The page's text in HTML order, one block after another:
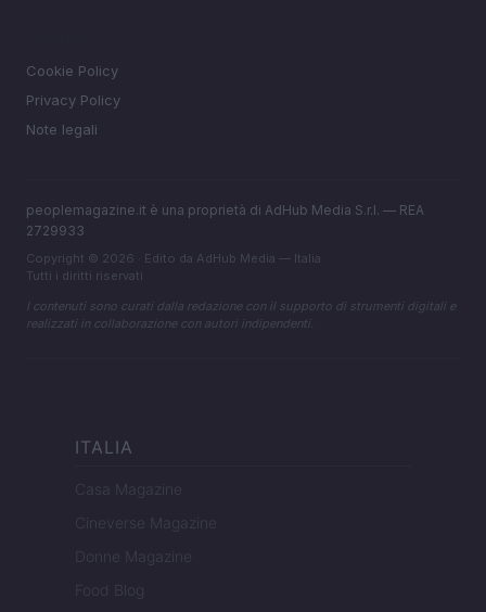
Cookie Policy
Privacy Policy
Note legali
peoplemagazine.it è una proprietà di AdHub Media S.r.l. — REA
2729933
Copyright © 2026 · Edito da AdHub Media — Italia
Tutti i diritti riservati
I contenuti sono curati dalla redazione con il supporto di strumenti digitali e
realizzati in collaborazione con autori indipendenti.
ITALIA
Casa Magazine
Cineverse Magazine
Donne Magazine
Food Blog